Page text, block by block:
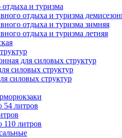
и туризма
отдыха и туризма
отдыха и туризма зимняя
отдыха и туризма летняя
для силовых структур
силовых структур
силовых структур
54 литров
110 литров